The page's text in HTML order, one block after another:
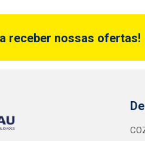
receber nossas ofertas!